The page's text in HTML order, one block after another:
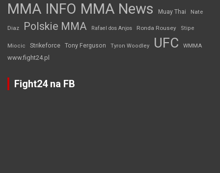
MMA INFO MMA News Muay Thai Nate
Diaz Polskie MMA Rafael dos Anjos Ronda Rousey Stipe
Miocic Strikeforce Tony Ferguson Tyron Woodley UFC WMMA
www.fight24.pl
Fight24 na FB